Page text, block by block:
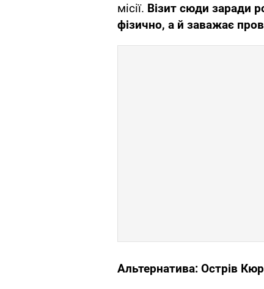
місії. Візит сюди заради
фізично, а й заважає
Альтернатива: Острів